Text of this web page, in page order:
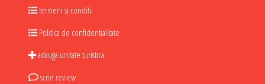
termeni si conditii
Politica de confidentialitate
adauga unitate turistica
scrie review